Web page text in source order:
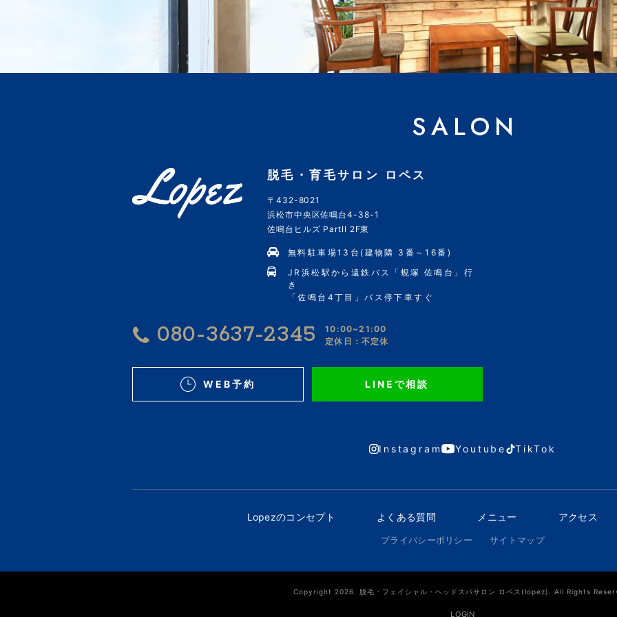
SALON
脱毛・育毛サロン ロペス
〒432-8021
浜松市中央区佐鳴台4-38-1
佐鳴台ヒルズ PartII 2F東
無料駐車場13台(建物隣 3番～16番)
JR浜松駅から遠鉄バス「蜆塚 佐鳴台」行
き
「佐鳴台4丁目」バス停下車すぐ
080-3637-2345
10:00~21:00
定休日：不定休
WEB予約 LINEで相談
Instagram Youtube TikTok
Lopezのコンセプト よくある質問 メニュー アクセス
プライバシーポリシー サイトマップ
Copyright 2026. 脱毛・フェイシャル・ヘッドスパサロン ロペス(lopez). All Rights
LOGIN